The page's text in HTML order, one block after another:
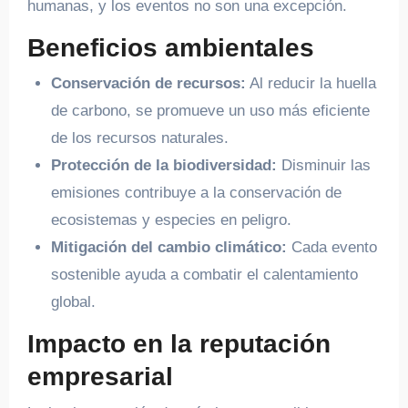
humanas, y los eventos no son una excepción.
Beneficios ambientales
Conservación de recursos: Al reducir la huella
de carbono, se promueve un uso más eficiente
de los recursos naturales.
Protección de la biodiversidad: Disminuir las
emisiones contribuye a la conservación de
ecosistemas y especies en peligro.
Mitigación del cambio climático: Cada evento
sostenible ayuda a combatir el calentamiento
global.
Impacto en la reputación
empresarial